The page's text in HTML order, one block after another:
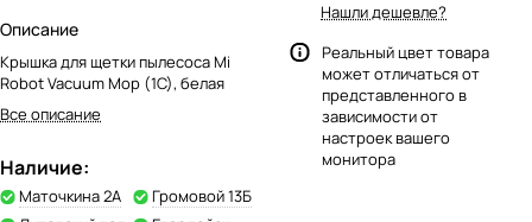
Описание
Крышка для щетки пылесоса Mi
Robot Vacuum Mop (1C), белая
Все описание
Наличие:
Маточкина 2А
Громовой 13Б
Нашли дешевле?
Реальный цвет товара
может отличаться от
представленного в
зависимости от
настроек вашего
монитора